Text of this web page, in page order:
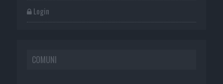
Login
COMUNI